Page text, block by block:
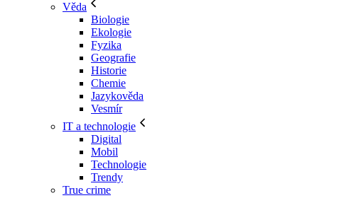
Věda
Biologie
Ekologie
Fyzika
Geografie
Historie
Chemie
Jazykověda
Vesmír
IT a technologie
Digital
Mobil
Technologie
Trendy
True crime